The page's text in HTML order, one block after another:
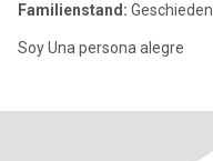
Familienstand: Geschieden
Soy Una persona alegre